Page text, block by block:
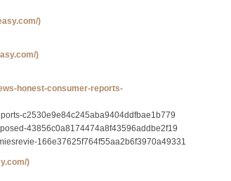
)
)
honest-consumer-reports-
c2530e9e84c245aba9404ddfbae1b779
43856c0a8174474a8f43596addbe2f19
166e37625f764f55aa2b6f3970a49331
)